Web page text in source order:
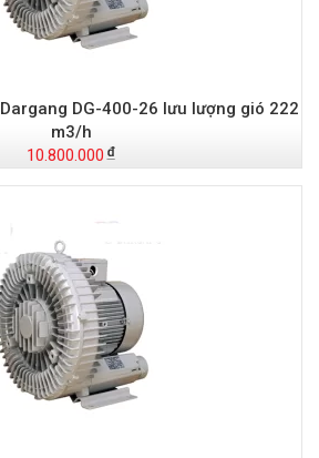
DG-400-26 lưu lượng gió 222
m3/h
10.800.000